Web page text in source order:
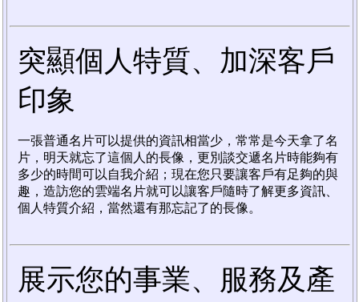
突顯個人特質、加深客戶
印象
一張普通名片可以提供的資訊相當少，常常是今天拿了名
片，明天就忘了這個人的長像，更別談交遞名片時能夠有
多少的時間可以自我介紹；現在您只要讓客戶有足夠的與
趣，造訪您的雲端名片就可以讓客戶隨時了解更多資訊、
個人特質介紹，當然還有那忘記了的長像。
展示您的事業、服務及產